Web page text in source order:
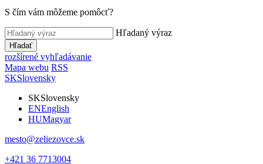
S čím vám môžeme pomôcť?
Hľadaný výraz
Hľadať
rozšírené vyhľadávanie
Mapa webu RSS
SKSlovensky
SKSlovensky
ENEnglish
HUMagyar
mesto@zeliezovce.sk
+421 36 7713004